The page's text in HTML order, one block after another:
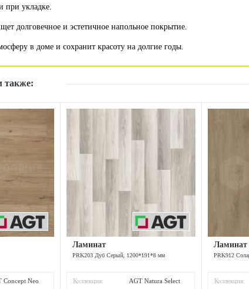
при укладке.
долговечное и эстетичное напольное покрытие.
в доме и сохранит красоту на долгие годы.
также:
Concept Neo
Ламинат
PRK203 Дуб Серый, 1200*191*8 мм
Коллекция:
AGT Natura Select
Ламинат
PRK912
Коллекция: